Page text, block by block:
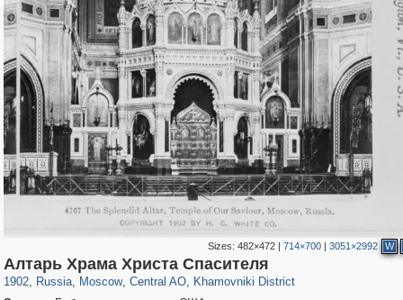
Sizes:482×472 |714×700 |3051×2992 W
Алтарь Храма Христа Спасителя
1902, Russia
1,406,716 29,243
, Moscow
319,864 8,286
, Central AO
160,011 5,916
, Khamovniki District
19,394 722